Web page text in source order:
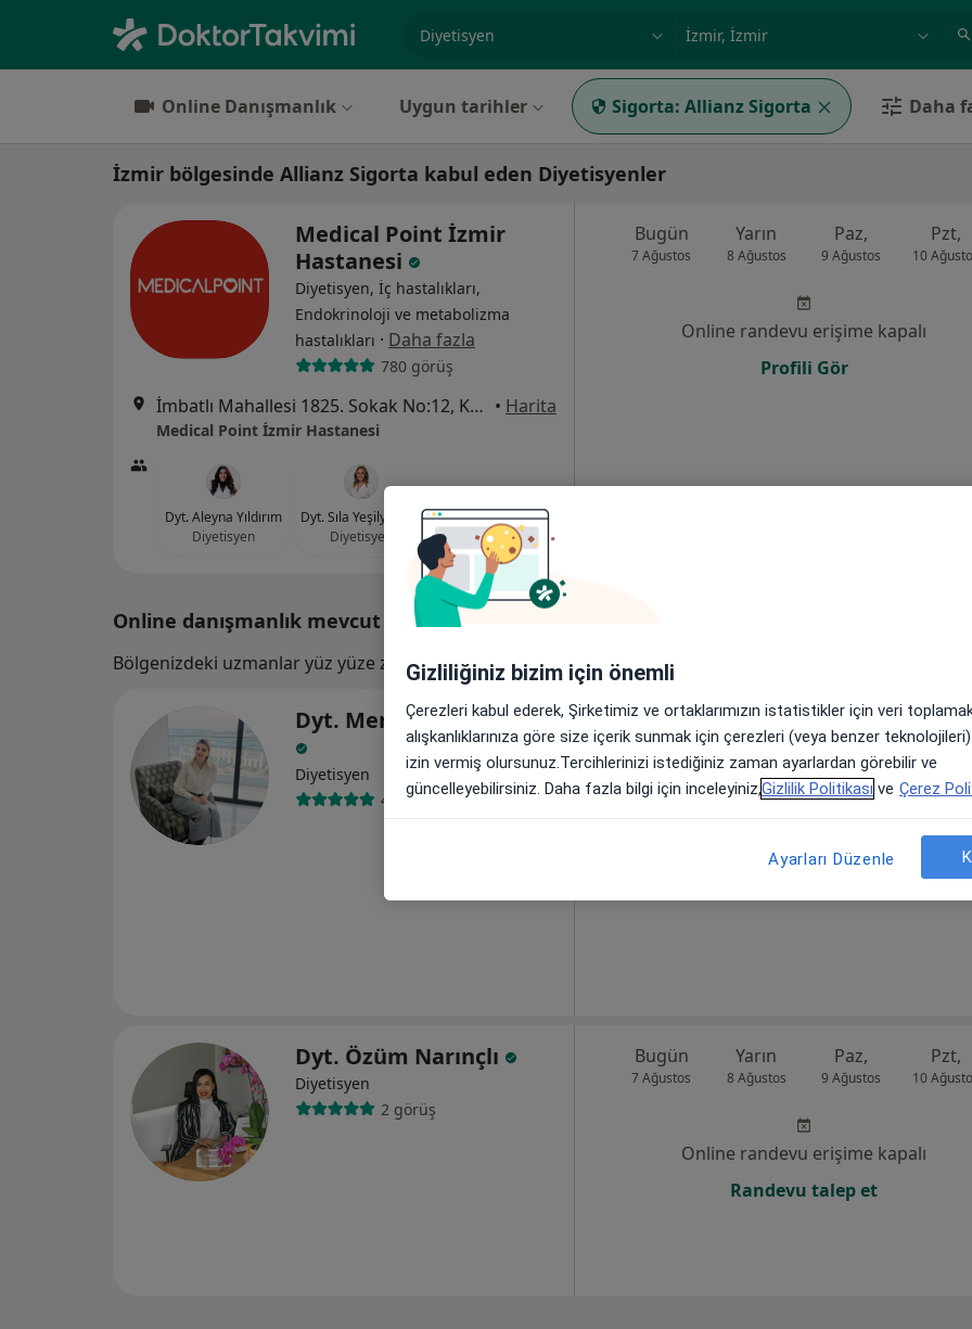
Uzmanlık, ilgi alanı ve hastalık, isimörnek: İstanbul
Online Danışmanlık Uygun tarihler Sigorta: Allianz Sigorta Daha
İzmir bölgesinde Allianz Sigorta kabul eden Diyetisyenler
Medical Point İzmir
Hastanesi
Diyetisyen, İç hastalıkları,
Endokrinoloji ve metabolizma
hastalıkları · Daha fazla
780 görüş
İmbatlı Mahallesi 1825. Sokak No:12, Karşıyaka • Harita
Medical Point İzmir Hastanesi
Dyt. Aleyna Yıldırım
Diyetisyen
Dyt. Sıla Yeşilyaprak
Diyetisyen
Bugün
7 Ağustos
Yarın
8 Ağustos
Paz,
9 Ağustos
Pzt,
10
Online randevu erişime kapalı
Profili Gör
Online danışmanlık mevcut
Bölgenizdeki uzmanlar yüz yüze ziyaretler için müsait değil. Bunun yerine online danışmanlığını deneyin
Dyt. Merve Denizli Aras
Diyetisyen
4 görüş
Bugün
7 Ağustos
Yarın
8 Ağustos
Paz,
9 Ağustos
Pzt,
10
Randevu talep et
Dyt. Özüm Narınçlı
Diyetisyen
2 görüş
Bugün
7 Ağustos
Yarın
8 Ağustos
Paz,
9 Ağustos
Pzt,
10
Online randevu erişime kapalı
Randevu talep et
Gizliliğiniz bizim için önemli
Çerezleri kabul ederek, Şirketimiz ve ortaklarımızın istatistikler için veri
alışkanlıklarınıza göre size içerik sunmak için çerezleri (veya benzer
izin vermiş olursunuz.Tercihlerinizi istediğiniz zaman ayarlardan görebilir ve
güncelleyebilirsiniz. Daha fazla bilgi için inceleyiniz,Gizlilik Politikası ve Çerez
Ayarları Düzenle